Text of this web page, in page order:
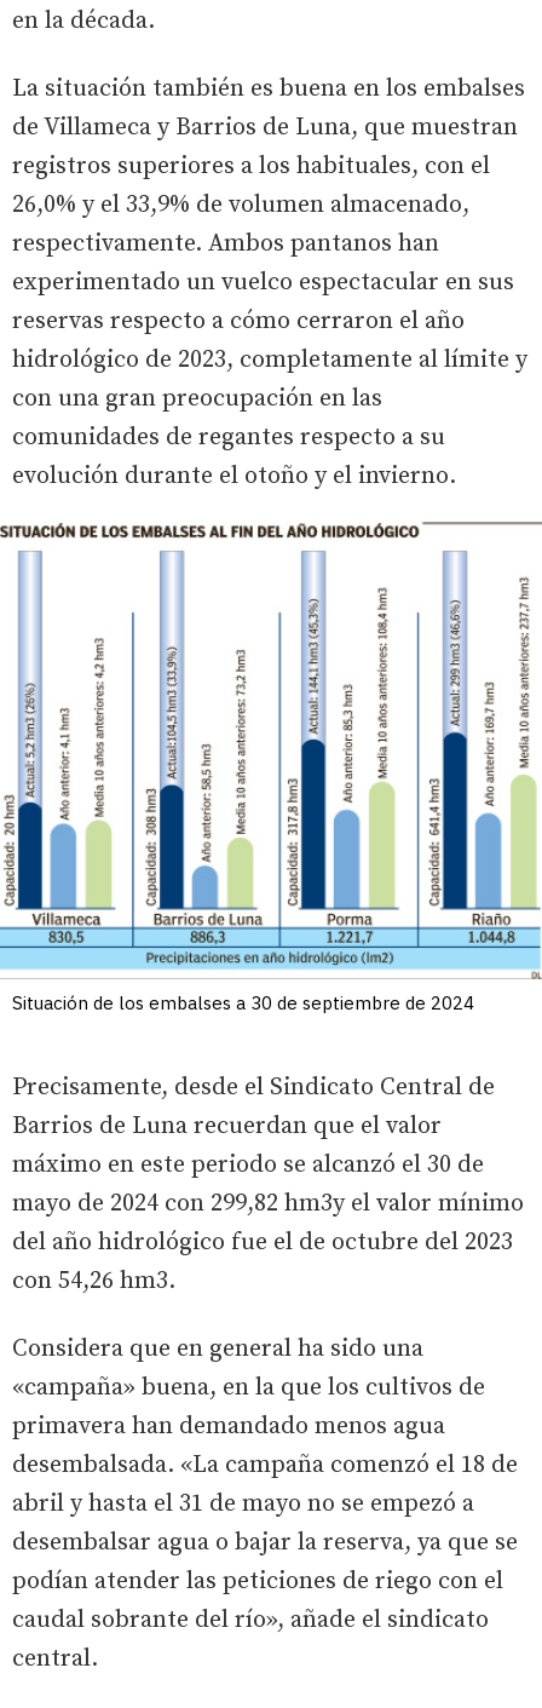
en la década.
La situación también es buena en los embalses
de Villameca y Barrios de Luna, que muestran
registros superiores a los habituales, con el
26,0% y el 33,9% de volumen almacenado,
respectivamente. Ambos pantanos han
experimentado un vuelco espectacular en sus
reservas respecto a cómo cerraron el año
hidrológico de 2023, completamente al límite y
con una gran preocupación en las
comunidades de regantes respecto a su
evolución durante el otoño y el invierno.
Situación de los embalses a 30 de septiembre de 2024
Precisamente, desde el Sindicato Central de
Barrios de Luna recuerdan que el valor
máximo en este periodo se alcanzó el 30 de
mayo de 2024 con 299,82 hm3y el valor mínimo
del año hidrológico fue el de octubre del 2023
con 54,26 hm3.
Considera que en general ha sido una
«campaña» buena, en la que los cultivos de
primavera han demandado menos agua
desembalsada. «La campaña comenzó el 18 de
abril y hasta el 31 de mayo no se empezó a
desembalsar agua o bajar la reserva, ya que se
podían atender las peticiones de riego con el
caudal sobrante del río», añade el sindicato
central.